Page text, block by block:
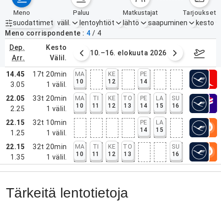
meno paluu matkustajat tarjoukset
suodattimet
Aktiiviset suodattimet ei mitään
välil. lentoyhtiöt lähtö saapuminen
kesto
Meno corrispondente
4 / 4
dep.
arr.
kesto
välil.
elokuuta 2026 10.–16. elokuuta 2026
14.45
3.05
17t 20min
1 välil.
MA
10
KE
12
PE
14
22.05
2.25
33t 20min
1 välil.
MA
10
TI
11
KE
12
TO
13
PE
14
LA
15
SU
16
22.15
1.25
32t 10min
1 välil.
PE
14
LA
15
22.15
1.35
32t 20min
1 välil.
MA
10
TI
11
KE
12
TO
13
SU
16
Tärkeitä lentotietoja